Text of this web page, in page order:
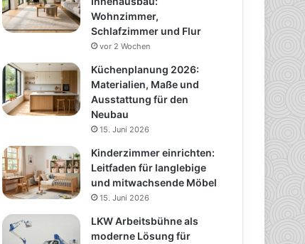
Wohnzimmer,
Schlafzimmer und Flur
vor 2 Wochen
Küchenplanung 2026:
Materialien, Maße und
Ausstattung für den
Neubau
15. Juni 2026
Kinderzimmer einrichten:
Leitfaden für langlebige
und mitwachsende Möbel
15. Juni 2026
LKW Arbeitsbühne als
moderne Lösung für